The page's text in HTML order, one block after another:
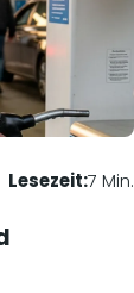
Lesezeit:7 Min.